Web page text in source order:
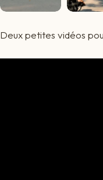
Deux petites vidéos